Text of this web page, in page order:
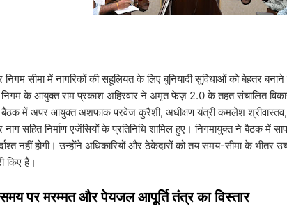
सीमा में नागरिकों की सहूलियत के लिए बुनियादी सुविधाओं को बेहतर
के आयुक्त राम प्रकाश अहिरवार ने अमृत फेज़ 2.0 के तहत संचालित विकास
में अपर आयुक्त अशफाक परवेज कुरैशी, अधीक्षण यंत्री कमलेश श्रीवास्तव,
सहित निर्माण एजेंसियों के प्रतिनिधि शामिल हुए। निगमायुक्त ने बैठक
नहीं होगी। उन्होंने अधिकारियों और ठेकेदारों को तय समय-सीमा के भीतर
किए हैं।
पर मरम्मत और पेयजल आपूर्ति तंत्र का विस्तार